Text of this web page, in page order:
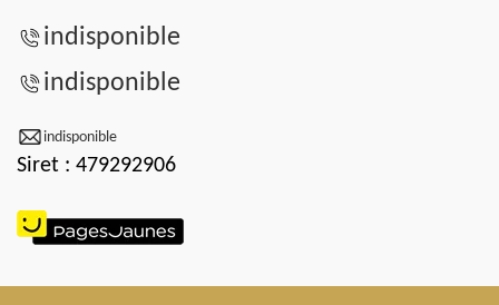
indisponible
indisponible
indisponible
Siret : 479292906